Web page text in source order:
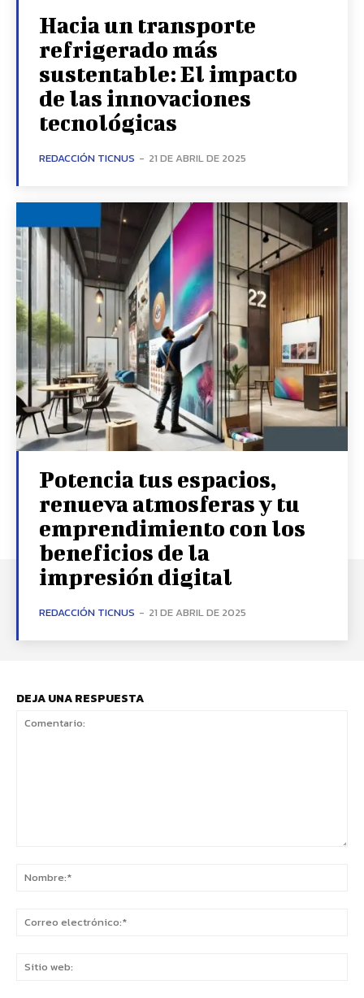
Hacia un transporte
refrigerado más
sustentable: El impacto
de las innovaciones
tecnológicas
REDACCIÓN TICNUS - 21 DE ABRIL DE 2025
Potencia tus espacios,
renueva atmosferas y tu
emprendimiento con los
beneficios de la
impresión digital
REDACCIÓN TICNUS - 21 DE ABRIL DE 2025
DEJA UNA RESPUESTA